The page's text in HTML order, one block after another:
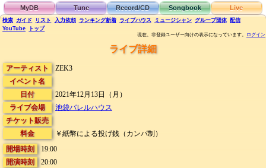
MyDB Tune Record/CD Songbook Live
検索 ガイド リスト 入力依頼 ランキング新着 ライブハウス ミュージシャン グループ団体 配信
YouTube
トップ
現在、非登録ユーザー向けの表示になっています。 ログイン
ライブ詳細
アーティスト
ZEK3
イベント名
日付
2021年12月13日（月）
ライブ会場
池袋バレルハウス
チケット販売
料金
￥紙幣による投げ銭（カンパ制）
開場時刻
19:00
開演時刻
20:00